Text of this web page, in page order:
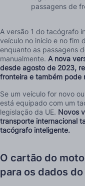
passagens de
A versão 1 do tacógrafo
veículo no início e no fim
enquanto as passagens
manualmente. A nova
desde agosto de 2023,
fronteira e também pode
Se um veículo for novo
está equipado com um
legislação da UE. Novos
transporte internacional
tacógrafo inteligente.
O cartão do
para os dados